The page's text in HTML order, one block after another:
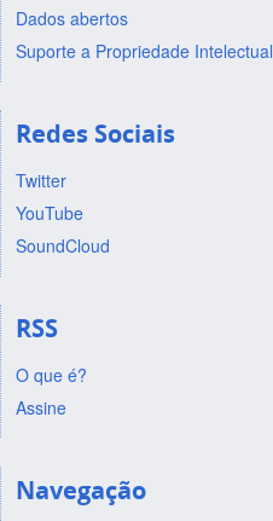
Dados abertos
Suporte a Propriedade Intelectual
Redes Sociais
Twitter
YouTube
SoundCloud
RSS
O que é?
Assine
Navegação